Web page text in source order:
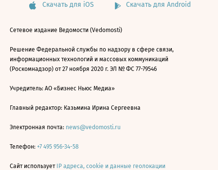
Скачать для iOS Скачать для Android
Сетевое издание Ведомости (Vedomosti)
Решение Федеральной службы по надзору в сфере связи,
информационных технологий и массовых коммуникаций
(Роскомнадзор) от 27 ноября 2020 г. ЭЛ № ФС 77-79546
Учредитель: АО «Бизнес Ньюс Медиа»
Главный редактор: Казьмина Ирина Сергеевна
Электронная почта: news@vedomosti.ru
Телефон: +7 495 956-34-58
Сайт использует IP адреса, cookie и данные геолокации